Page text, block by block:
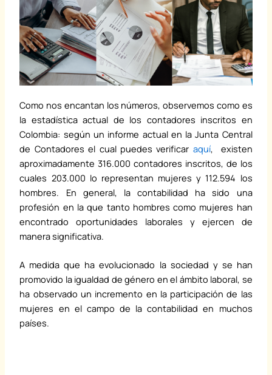
3
Como nos encantan los números, observemos como es
la estadística actual de los contadores inscritos en
Colombia: según un informe actual en la Junta Central
de Contadores el cual puedes verificar aquí, existen
aproximadamente 316.000 contadores inscritos, de los
cuales 203.000 lo representan mujeres y 112.594 los
hombres. En general, la contabilidad ha sido una
profesión en la que tanto hombres como mujeres han
encontrado oportunidades laborales y ejercen de
manera significativa.
A medida que ha evolucionado la sociedad y se han
promovido la igualdad de género en el ámbito laboral, se
ha observado un incremento en la participación de las
mujeres en el campo de la contabilidad en muchos
países.